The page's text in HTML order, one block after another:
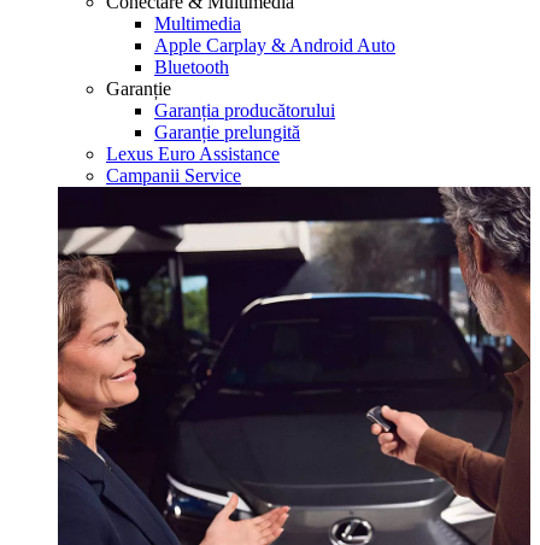
Multimedia
Apple Carplay & Android Auto
Bluetooth
Garanție
Garanția producătorului
Garanție prelungită
Lexus Euro Assistance
Campanii Service